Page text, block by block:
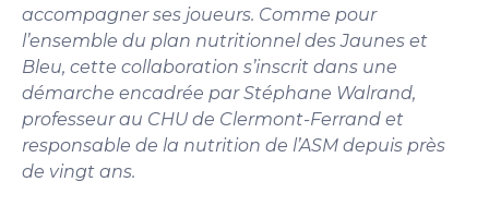
accompagner ses joueurs. Comme pour
l’ensemble du plan nutritionnel des Jaunes et
Bleu, cette collaboration s’inscrit dans une
démarche encadrée par Stéphane Walrand,
professeur au CHU de Clermont-Ferrand et
responsable de la nutrition de l’ASM depuis près
de vingt ans.